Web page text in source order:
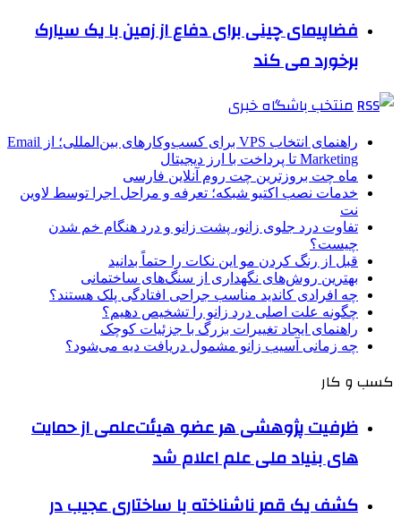
فضاپیمای چینی برای دفاع از زمین با یک سیارک
برخورد می کند
منتخب باشگاه خبری
راهنمای انتخاب VPS برای کسب‌وکارهای بین‌المللی؛ از Email
Marketing تا پرداخت با ارز دیجیتال
ماه چت بروزترین چت روم آنلاین فارسی
خدمات نصب اکتیو شبکه؛ تعرفه و مراحل اجرا توسط لاوین
نت
تفاوت درد جلوی زانو، پشت زانو و درد هنگام خم شدن
چیست؟
قبل از رنگ کردن مو این نکات را حتماً بدانید
بهترین روش‌های نگهداری از سنگ‌های ساختمانی
چه افرادی کاندید مناسب جراحی افتادگی پلک هستند؟
چگونه علت اصلی درد زانو را تشخیص دهیم؟
راهنمای ایجاد تغییرات بزرگ با جزئیات کوچک
چه زمانی آسیب زانو مشمول دریافت دیه می‌شود؟
کسب و کار
ظرفیت پژوهشی هر عضو هیئت‌علمی از حمایت
های بنیاد ملی علم اعلام شد
کشف یک قمر ناشناخته با ساختاری عجیب در